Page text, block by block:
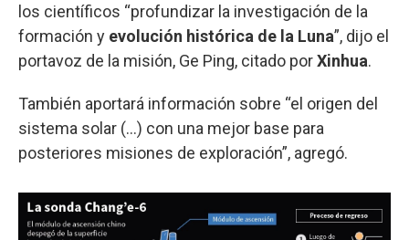
los científicos “profundizar la investigación de la
formación y evolución histórica de la Luna”, dijo el
portavoz de la misión, Ge Ping, citado porXinhua.
También aportará información sobre “el origen del
sistema solar (...) con una mejor base para
posteriores misiones de exploración”, agregó.